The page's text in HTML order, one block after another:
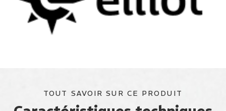
TOUT SAVOIR SUR CE PRODUIT